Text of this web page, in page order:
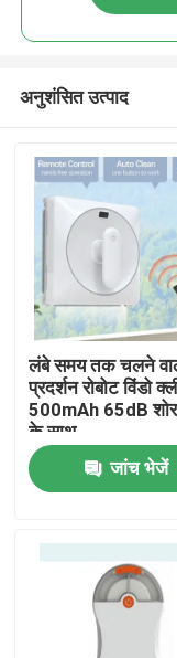
घर
अनुशंसित उत्पाद
लंबे समय तक चलने
प्रदर्शन रोबोट विंडो
500mAh 65dB
के साथ
जांच भेजें